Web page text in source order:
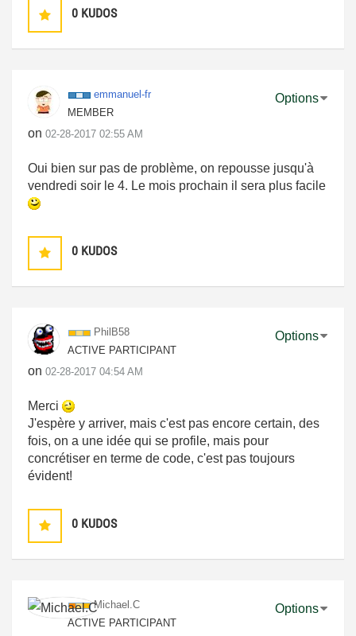
0 KUDOS
emmanuel-fr
MEMBER
on ‎02-28-2017 02:55 AM
Options
Oui bien sur pas de problème, on repousse jusqu'à
vendredi soir le 4. Le mois prochain il sera plus facile
0 KUDOS
PhilB58
ACTIVE PARTICIPANT
on ‎02-28-2017 04:54 AM
Options
Merci
J'espère y arriver, mais c'est pas encore certain, des
fois, on a une idée qui se profile, mais pour
concrétiser en terme de code, c'est pas toujours
évident!
0 KUDOS
Michael.C
ACTIVE PARTICIPANT
Options